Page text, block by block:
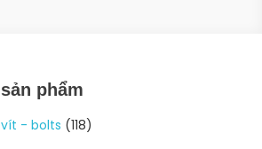
phẩm
- bolts (118)